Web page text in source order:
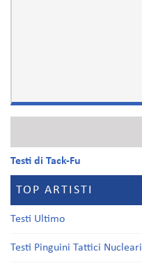
Testi di Tack-Fu
TOP ARTISTI
Testi Ultimo
Testi Pinguini Tattici Nucleari